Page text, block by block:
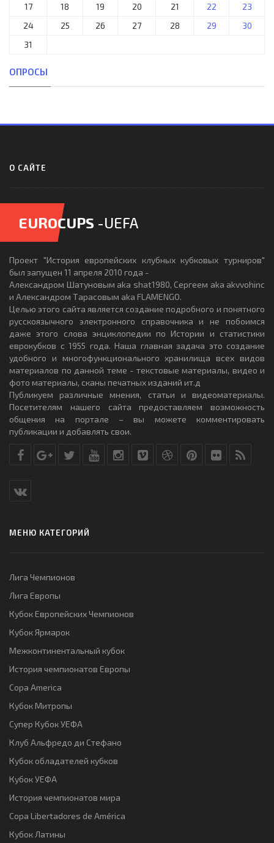
17
18 19 20 21 22
23
24
25 26 27 28 29
30
31
ОПРОСЫ
О САЙТЕ
EUROCUPS -UEFA
Проект "История европейских клубных кубковых турниров"
был запущен 11 апреля 2010 года -
Александром Шатуновым aka shat1980, Сергеем aka akvvohinc
и Александром Тарасовым aka FLAMENGO.
Целью этого сайта является создание подробного и понятного
русскоязычного электронного справочника и не побоимся
даже этого слова энциклопедии по Истории и статистики
еврокубков с 1955 года. Наша главная задача это создание
удобного и многофункционального хранилища всех видов
материалов по данной теме - текстовые материалы, видео и
фото материалы, сканы печатных изданий ит.д
Публикуем различные мнения, статьи и видеоматериалы.
Посетителям нашего сайта предоставляем возможность
общения на портале – вы можете комментировать
публикации и добавлять свои.
МЕНЮ КАТЕГОРИЙ
Лига Чемпионов
Лига Европы
Кубок Европейских Чемпионов
Кубок Ярмарок
Межконтинентальный кубок
История чемпионатов Европы
Copa America
Кубок Митропы
Супер Кубок УЕФА
Клуб Альфредо ди Стефано
Кубок обладателей кубков
Кубок УЕФА
История чемпионатов мира
Copa Libertadores de América
Кубок Латины